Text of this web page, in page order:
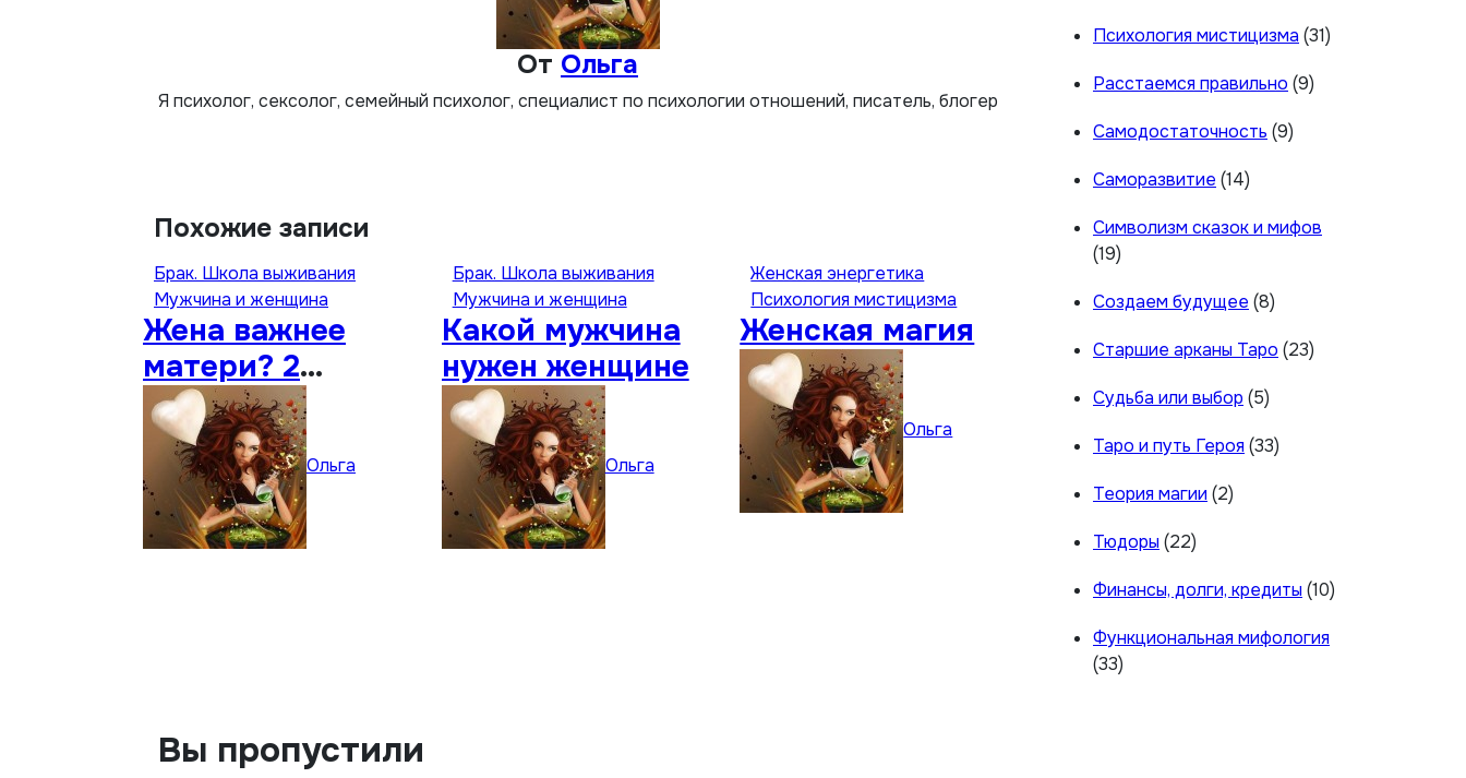
От Ольга
Я психолог, сексолог, семейный психолог, специалист по психологии отношений, писатель, блогер
Похожие записи
Брак. Школа выживания
Мужчина и женщина
Жена важнее
матери? 2
простые вещи…
Ольга
Брак. Школа выживания
Мужчина и женщина
Какой мужчина
нужен женщине
Ольга
Женская энергетика
Психология мистицизма
Женская магия
Ольга
Психология мистицизма (31)
Расстаемся правильно (9)
Самодостаточность (9)
Саморазвитие (14)
Символизм сказок и мифов
(19)
Создаем будущее (8)
Старшие арканы Таро (23)
Судьба или выбор (5)
Таро и путь Героя (33)
Теория магии (2)
Тюдоры (22)
Финансы, долги, кредиты (10)
Функциональная мифология
(33)
Вы пропустили